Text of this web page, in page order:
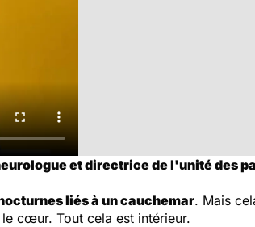
et directrice de l'unité des
liés à un cauchemar. Mais
cœur. Tout cela est intérieur.